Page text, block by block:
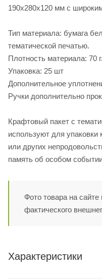
190х280х120 мм с
Тип материала: бумага
тематической печатью.
Плотность материала: 70
Упаковка: 25 шт
Дополнительное
Ручки дополнительно
Крафтовый пакет с
используют для упаковки
или других
память об особом
Фото товара на
фактического
Характеристики